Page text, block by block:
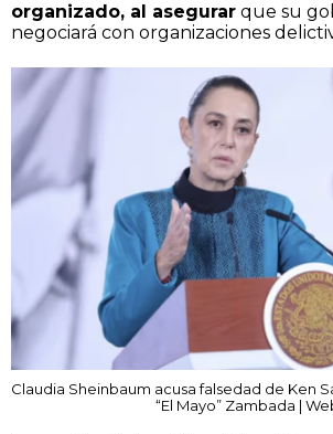
organizado, al asegurar que su
negociará con organizaciones
Claudia Sheinbaum acusa falsedad de Ken
“El Mayo” Zambada |